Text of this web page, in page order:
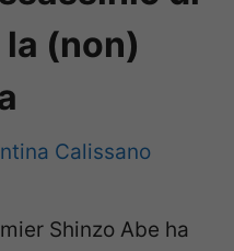
(non)
Calissano
Shinzo Abe ha